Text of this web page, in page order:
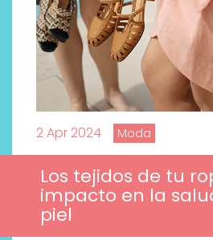
2 Apr 2024 Moda
Los tejidos de tu
impacto en la
piel
Descubre
profesional
cabinas a